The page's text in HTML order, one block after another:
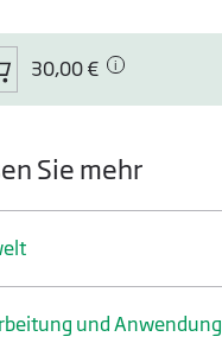
30,00 €
Sie mehr
und Anwendung